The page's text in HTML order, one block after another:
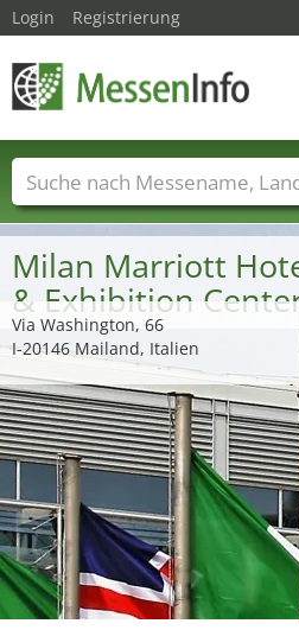
Milan Marriott
& Exhibition
Via Washington, 66
I-20146 Mailand, Italien
Login Registrierung
Messenamen Länder
Dienstleisterbranchen